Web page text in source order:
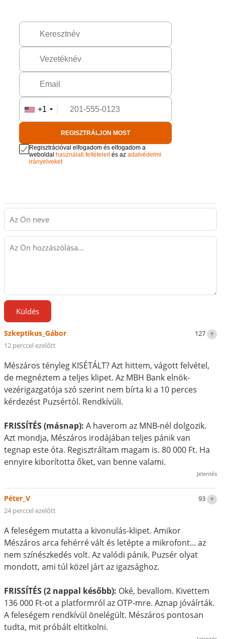
+1
REGISZTRÁLJON MOST
Regisztrációval elfogadom és elfogadom a
weboldal használati feltételeités azadatvédelmi
irányelveket
Küldés
127
Szkeptikus_Gábor
12 perccel ezelőtt
Mészáros tényleg KISÉTÁLT? Azt hittem, vágott felvétel,
de megnéztem a teljes klipet. Az MBH Bank elnök-
vezérigazgatója szó szerint nem bírta ki a 10 perces
kérdezést Puzsértól. Rendkívüli.
FRISSÍTÉS (másnap): A haverom az MNB-nél dolgozik.
Azt mondja, Mészáros irodájában teljes pánik van
tegnap este óta. Regisztráltam magam is. 80 000 Ft. Ha
ennyire kiborította őket, van benne valami.
Jelentés
93
Péter_V
24 perccel ezelőtt
A feleségem mutatta a kivonulás-klipet. Amikor
Mészáros arca fehérré vált és letépte a mikrofont... az
nem színészkedés volt. Az valódi pánik. Puzsér olyat
mondott, ami túl közel járt az igazsághoz.
FRISSÍTÉS (2 nappal később): Oké, bevallom. Kivettem
136 000 Ft-ot a platformról az OTP-mre. Aznap jóváírták.
A feleségem rendkívül önelégült. Mészáros pontosan
tudta, mit próbált eltitkolni.